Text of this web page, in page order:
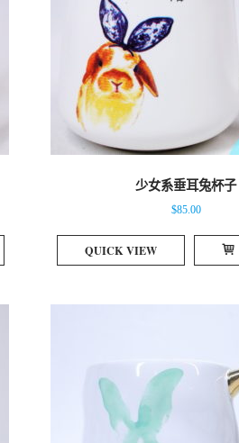
少女系垂耳兔杯子
$85.00
QUICK VIEW